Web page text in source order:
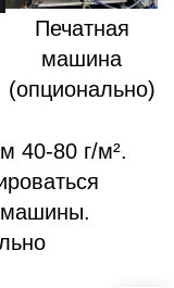
Печатная
машина
(опционально)
40-80 г/м².
машины.